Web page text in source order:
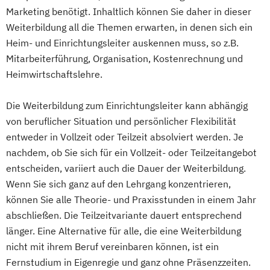
Hygienebeauftragter in der Pflege
Koordinierende Fachpflegekraft in der
Gerontopsychiatrischen Pflege
(Aufbaukurs)
Leitende Pflegekraft für teil- und
Leitung einer Krankenhausstation oder
eines Wohnbereichs im Pflegeheim
Leitung eines ambulanten Pflegedienstes
Mentor und Praxisanleiter Palliative Care
Palliative Care für die Ambulante Pflege
Pflegeberater (nach § 7a SGB XI)
Pflegedienstleitung im ambulanten
Pflegedienst
Pflegedienstleitung in der häuslichen
Verantwortliche Pflegefachkraft
Verwaltungsaufgaben in Pflege- und
Betreuungseinrichtungen
Marketing benötigt. Inhaltlich können Sie daher in dieser
Weiterbildung all die Themen erwarten, in denen sich ein
Heim- und Einrichtungsleiter auskennen muss, so z.B.
Mitarbeiterführung, Organisation, Kostenrechnung und
Heimwirtschaftslehre.
Die Weiterbildung zum Einrichtungsleiter kann abhängig
von beruflicher Situation und persönlicher Flexibilität
entweder in Vollzeit oder Teilzeit absolviert werden. Je
nachdem, ob Sie sich für ein Vollzeit- oder Teilzeitangebot
entscheiden, variiert auch die Dauer der Weiterbildung.
Wenn Sie sich ganz auf den Lehrgang konzentrieren,
können Sie alle Theorie- und Praxisstunden in einem Jahr
abschließen. Die Teilzeitvariante dauert entsprechend
länger. Eine Alternative für alle, die eine Weiterbildung
nicht mit ihrem Beruf vereinbaren können, ist ein
Fernstudium in Eigenregie und ganz ohne Präsenzzeiten.